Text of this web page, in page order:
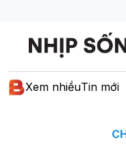
Xem nhiềuTin mới